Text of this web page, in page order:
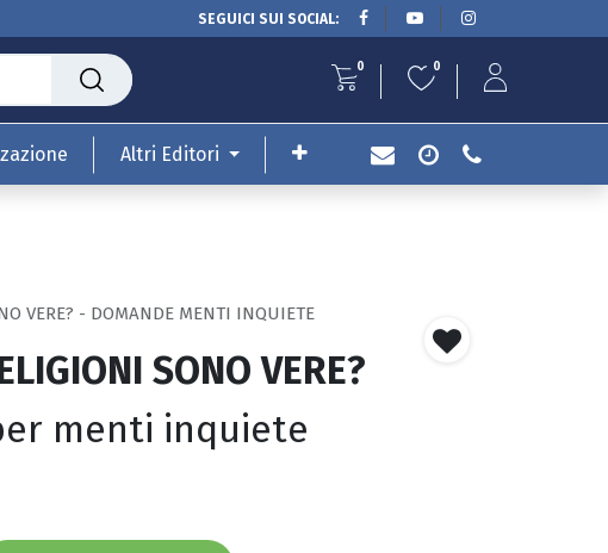
SEGUICI SUI SOCIAL:
0 0
Altri Editori
VERE? - DOMANDE MENTI INQUIETE
SONO VERE?
menti inquiete